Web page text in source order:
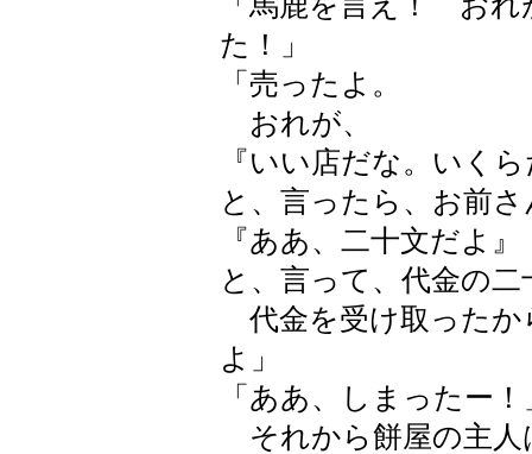
た！」
「売ったよ。
おれが、
『いい店だな。いく
と、言ったら、お前
『ああ、二十文だよ』
と、言って、代金の
代金を受け取ったか
よ」
「ああ、しまったー！
それから餅屋の主人